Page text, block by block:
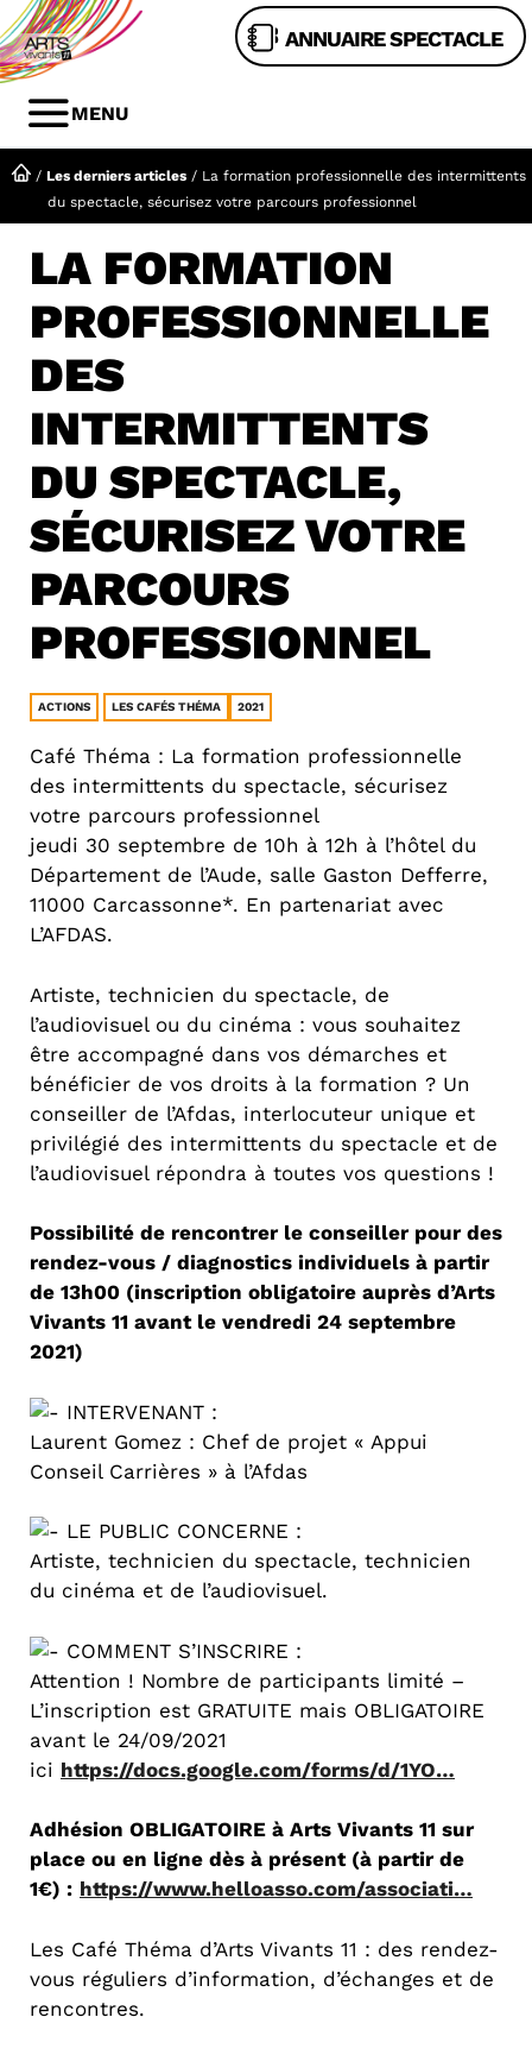
Aller
au
contenu
ANNUAIRE SPECTACLE
MENU
MENU
/ Les derniers articles / La formation professionnelle des intermittents
du spectacle, sécurisez votre parcours professionnel
LA FORMATION
PROFESSIONNELLE
DES
INTERMITTENTS
DU SPECTACLE,
SÉCURISEZ VOTRE
PARCOURS
PROFESSIONNEL
ACTIONS LES CAFÉS THÉMA 2021
Café Théma : La formation professionnelle
des intermittents du spectacle, sécurisez
votre parcours professionnel
jeudi 30 septembre de 10h à 12h à l’hôtel du
Département de l’Aude, salle Gaston Defferre,
11000 Carcassonne*. En partenariat avec
L’AFDAS.
Artiste, technicien du spectacle, de
l’audiovisuel ou du cinéma : vous souhaitez
être accompagné dans vos démarches et
bénéficier de vos droits à la formation ? Un
conseiller de l’Afdas, interlocuteur unique et
privilégié des intermittents du spectacle et de
l’audiovisuel répondra à toutes vos questions !
Possibilité de rencontrer le conseiller pour des
rendez-vous / diagnostics individuels à partir
de 13h00 (inscription obligatoire auprès d’Arts
Vivants 11 avant le vendredi 24 septembre
2021)
INTERVENANT :
Laurent Gomez : Chef de projet « Appui
Conseil Carrières » à l’Afdas
LE PUBLIC CONCERNE :
Artiste, technicien du spectacle, technicien
du cinéma et de l’audiovisuel.
COMMENT S’INSCRIRE :
Attention ! Nombre de participants limité –
L’inscription est GRATUITE mais OBLIGATOIRE
avant le 24/09/2021
ici https://docs.google.com/forms/d/1YO…
Adhésion OBLIGATOIRE à Arts Vivants 11 sur
place ou en ligne dès à présent (à partir de
1€) : https://www.helloasso.com/associati…
Les Café Théma d’Arts Vivants 11 : des rendez-
vous réguliers d’information, d’échanges et de
rencontres.